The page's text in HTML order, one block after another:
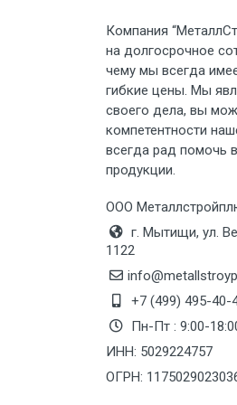
Груз до 6
Груз до 6
Груз до 6
Груз до 6
Груз до
Компания
на долгосрочное
чему мы всегда
гибкие цены. Мы
своего дела, вы
компетентности
всегда рад помочь
продукции.
ООО
г. Мытищи, ул.
1122
+7 (499) 495-40-
Пн-Пт : 9:00-
ИНН: 5029224757
ОГРН: